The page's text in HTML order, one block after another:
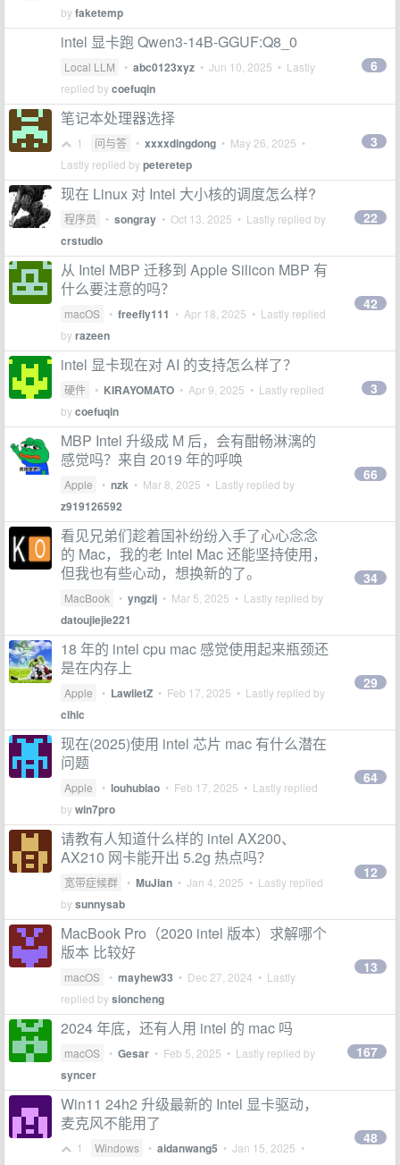
byfaketemp
intel 显卡跑 Qwen3-14B-GGUF:Q8_0
Local LLM • abc0123xyz • Jun 10, 2025 • Lastly
replied bycoefuqin
6
笔记本处理器选择
1 问与答 • xxxxdingdong • May 26, 2025 •
Lastly replied bypeteretep
3
现在 Linux 对 Intel 大小核的调度怎么样?
程序员 • songray • Oct 13, 2025 • Lastly replied by
crstudio
22
从 Intel MBP 迁移到 Apple Silicon MBP 有
什么要注意的吗？
macOS • freefly111 • Apr 18, 2025 • Lastly replied
byrazeen
42
intel 显卡现在对 AI 的支持怎么样了？
硬件 • KIRAYOMATO • Apr 9, 2025 • Lastly replied
bycoefuqin
3
MBP Intel 升级成 M 后，会有酣畅淋漓的
感觉吗？来自 2019 年的呼唤
Apple • nzk • Mar 8, 2025 • Lastly replied by
z919126592
66
看见兄弟们趁着国补纷纷入手了心心念念
的 Mac，我的老 Intel Mac 还能坚持使用，
但我也有些心动，想换新的了。
MacBook • yngzij • Mar 5, 2025 • Lastly replied by
datoujiejie221
34
18 年的 intel cpu mac 感觉使用起来瓶颈还
是在内存上
Apple • LawlietZ • Feb 17, 2025 • Lastly replied by
clhlc
29
现在(2025)使用 intel 芯片 mac 有什么潜在
问题
Apple • louhubiao • Feb 17, 2025 • Lastly replied
bywin7pro
64
请教有人知道什么样的 intel AX200、
AX210 网卡能开出 5.2g 热点吗？
宽带症候群 • MuJian • Jan 4, 2025 • Lastly replied
bysunnysab
12
MacBook Pro（2020 intel 版本）求解哪个
版本 比较好
macOS • mayhew33 • Dec 27, 2024 • Lastly
replied bysioncheng
13
2024 年底，还有人用 intel 的 mac 吗
macOS • Gesar • Feb 5, 2025 • Lastly replied by
syncer
167
Win11 24h2 升级最新的 Intel 显卡驱动，
麦克风不能用了
1 Windows • aidanwang5 • Jan 15, 2025 •
48